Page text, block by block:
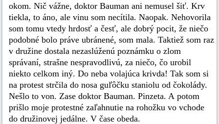
okom. Nič vážne, doktor Bauman ani nemusel šiť. Krv
tiekla, to áno, ale vinu som necítila. Naopak. Nehovorila
som tomu vtedy hrdosť a česť, ale dobrý pocit, že niečo
podobné bolo práve ubránené, som mala. Taktiež som raz
v družine dostala nezaslúženú poznámku o zlom
správaní, strašne nespravodlivú, za niečo, čo urobil
niekto celkom iný. Do neba volajúca krivda! Tak som si
na protest strčila do nosa guľôčku staniolu od čokolády.
Nešlo to von. Zase doktor Bauman. Pinzeta. A potom
prišlo moje protestné zaľahnutie na rohožku vo vchode
do družinovej jedálne. V čase obeda.